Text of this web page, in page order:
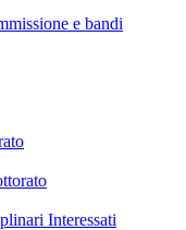
e bandi
Interessati